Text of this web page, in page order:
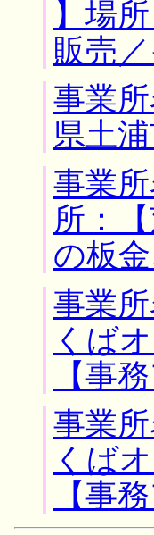
】場
販売
事業
県土
事業
所：
の板金
事業
くば
【事
事業
くば
【事